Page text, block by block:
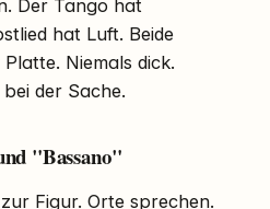
Der Tango hat
hat Luft. Beide
Niemals dick.
der Sache.
"Bassano"
Figur. Orte sprechen.